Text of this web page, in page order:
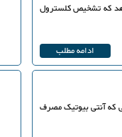
دهد که تشخیص کلسترول
ادامه مطلب
که آنتی بیوتیک مصرف